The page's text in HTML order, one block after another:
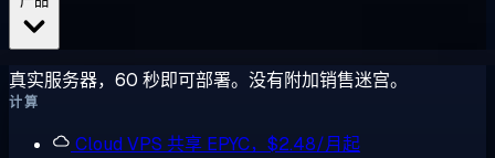
真实服务器，60 秒即可部署。没有附加销售迷宫。
计算
Cloud VPS 共享 EPYC，$2.48/月起